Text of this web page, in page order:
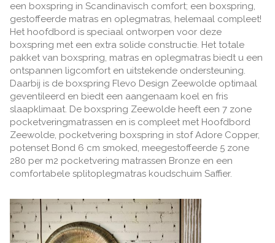
een boxspring in Scandinavisch comfort; een boxspring,
gestoffeerde matras en oplegmatras, helemaal compleet!
Het hoofdbord is speciaal ontworpen voor deze
boxspring met een extra solide constructie. Het totale
pakket van boxspring, matras en oplegmatras biedt u een
ontspannen ligcomfort en uitstekende ondersteuning.
Daarbij is de boxspring Flevo Design Zeewolde optimaal
geventileerd en biedt een aangenaam koel en fris
slaapklimaat. De boxspring Zeewolde heeft een 7 zone
pocketveringmatrassen en is compleet met Hoofdbord
Zeewolde, pocketvering boxspring in stof Adore Copper,
potenset Bond 6 cm smoked, meegestoffeerde 5 zone
280 per m2 pocketvering matrassen Bronze en een
comfortabele splitoplegmatras koudschuim Saffier.